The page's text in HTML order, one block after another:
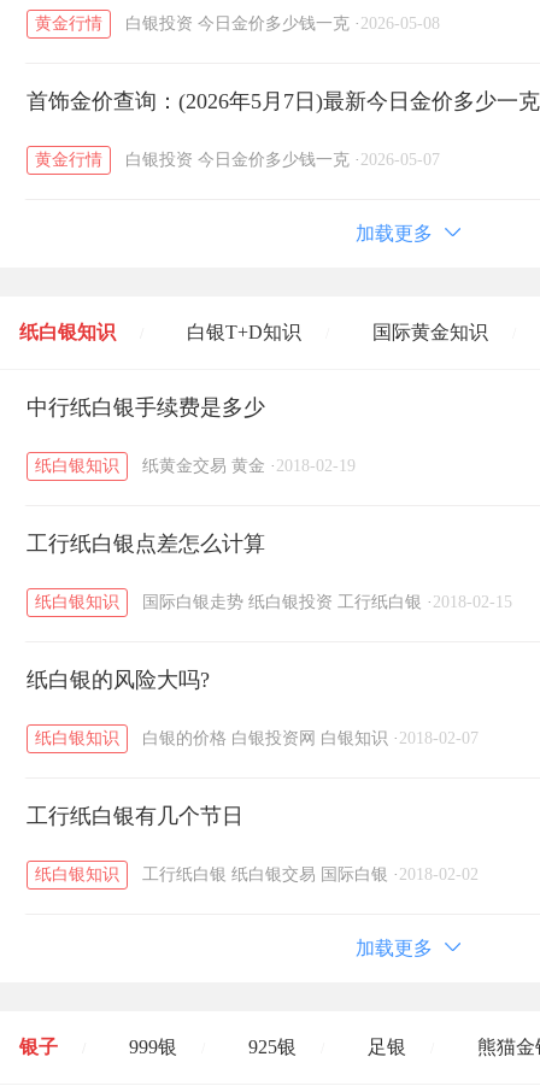
黄金行情 白银投资 今日金价多少钱一克 · 2026-05-08
首饰金价查询：(2026年5月7日)最新今日金价多少一
黄金行情 白银投资 今日金价多少钱一克 · 2026-05-07
加载更多
纸白银知识 白银T+D知识 国际黄金知识
黄金T+D知识 / 粤贵银知识
中行纸白银手续费是多少
纸白银知识 纸黄金交易 黄金 · 2018-02-19
工行纸白银点差怎么计算
纸白银知识 国际白银走势 纸白银投资 工行纸白银 · 2018-02-15
纸白银的风险大吗?
纸白银知识 白银的价格 白银投资网 白银知识 · 2018-02-07
工行纸白银有几个节日
纸白银知识 工行纸白银 纸白银交易 国际白银 · 2018-02-02
加载更多
银子 999银 925银 足银 熊猫金